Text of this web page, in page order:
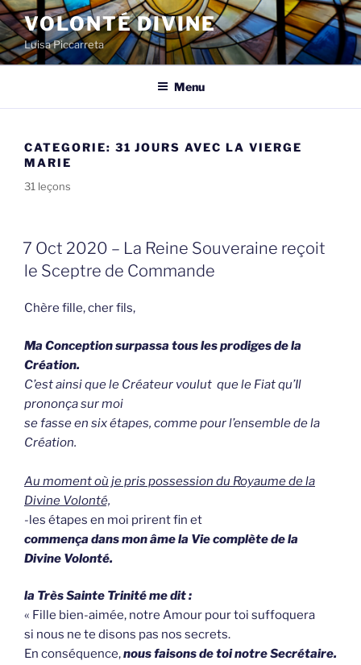
Spring
naar
de
inhoud
VOLONTÉ DIVINE
Luisa Piccarreta
Menu
CATEGORIE: 31 JOURS AVEC LA VIERGE
MARIE
31 leçons
GEPLAATST
OP
7 Oct 2020 – La Reine Souveraine reçoit
le Sceptre de Commande
Chère fille, cher fils,
Ma Conception surpassa tous les prodiges de la
Création.
C’est ainsi que le Créateur voulut que le Fiat qu’Il
prononça sur moi
se fasse en six étapes, comme pour l’ensemble de la
Création.
Au moment où je pris possession du Royaume de la
Divine Volonté,
-les étapes en moi prirent fin et
commença dans mon âme la Vie complète de la
Divine Volonté.
la Très Sainte Trinité me dit :
« Fille bien-aimée, notre Amour pour toi suffoquera
si nous ne te disons pas nos secrets.
En conséquence,nous faisons de toi notre Secrétaire.